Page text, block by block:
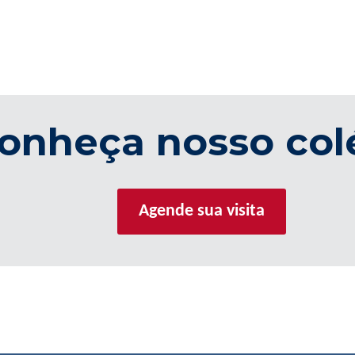
nosso
Agende sua visita